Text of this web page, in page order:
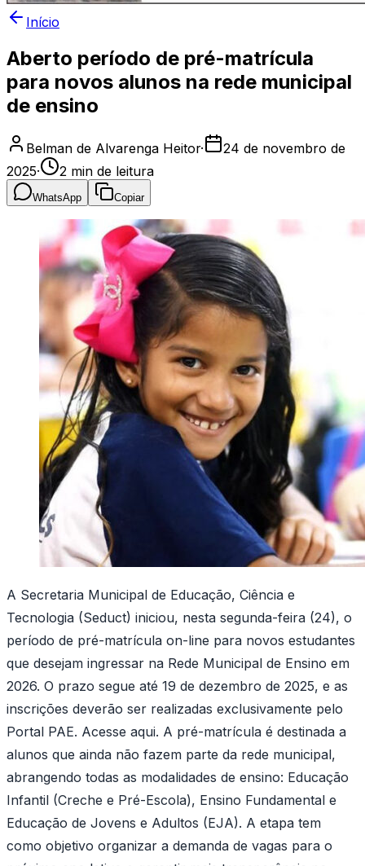
Início
Aberto período de pré-matrícula
para novos alunos na rede municipal
de ensino
Belman de Alvarenga Heitor·
24 de novembro de
2025· 2 min de leitura
WhatsApp Copiar
A Secretaria Municipal de Educação, Ciência e
Tecnologia (Seduct) iniciou, nesta segunda-feira (24), o
período de pré-matrícula on-line para novos estudantes
que desejam ingressar na Rede Municipal de Ensino em
2026. O prazo segue até 19 de dezembro de 2025, e as
inscrições deverão ser realizadas exclusivamente pelo
Portal PAE. Acesse aqui. A pré-matrícula é destinada a
alunos que ainda não fazem parte da rede municipal,
abrangendo todas as modalidades de ensino: Educação
Infantil (Creche e Pré-Escola), Ensino Fundamental e
Educação de Jovens e Adultos (EJA). A etapa tem
como objetivo organizar a demanda de vagas para o